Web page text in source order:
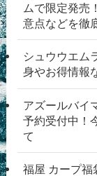
ムで限定発売
意点などを徹
シュウウエム
身やお得情報
アズールバイ
予約受付中！
て
福屋 カープ福